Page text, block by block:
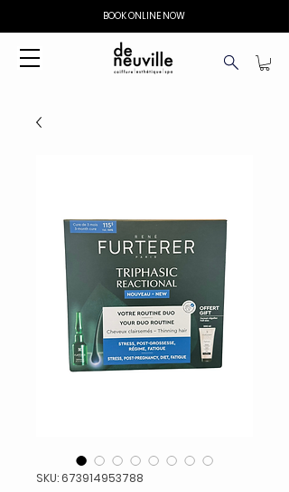
BOOK ONLINE NOW
SKU: 673914953788